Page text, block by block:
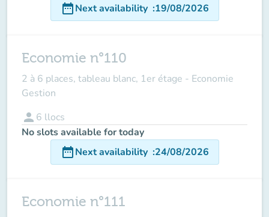
date_rangeNext availability :19/08/2026
Economie n°110
2 à 6 places, tableau blanc, 1er étage - Economie
Gestion
person 6 llocs
No slots available for today
date_rangeNext availability :24/08/2026
Economie n°111